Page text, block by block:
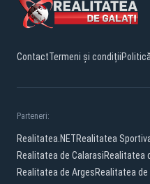
ContactTermeni și condiții
Parteneri:
Realitatea.NETRealitatea
Realitatea de CalarasiRealitatea
Realitatea de ArgesRealitatea de